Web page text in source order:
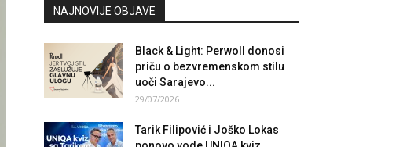
NAJNOVIJE OBJAVE
Black & Light: Perwoll donosi
priču o bezvremenskom stilu
uoči Sarajevo...
29/07/2026
Tarik Filipović i Joško Lokas